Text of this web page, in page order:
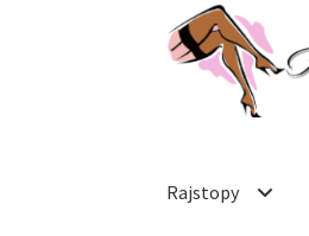
Przejdź
do
nawigacji
Przejdź
do
treści
Rajstopy